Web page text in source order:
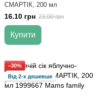
СМАРТІК, 200 мл
16.10 грн 23.00 грн
Купити
−30%
Від 2-х дешевше